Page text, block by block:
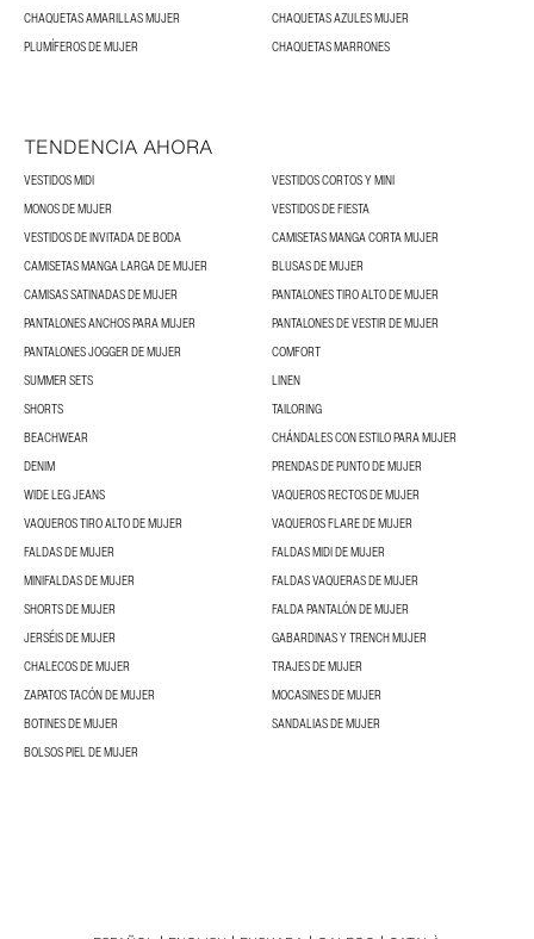
CHAQUETAS AMARILLAS MUJER
CHAQUETAS AZULES MUJER
PLUMÍFEROS DE MUJER
CHAQUETAS MARRONES
TENDENCIA AHORA
VESTIDOS MIDI
VESTIDOS CORTOS Y MINI
MONOS DE MUJER
VESTIDOS DE FIESTA
VESTIDOS DE INVITADA DE BODA
CAMISETAS MANGA CORTA MUJER
CAMISETAS MANGA LARGA DE MUJER
BLUSAS DE MUJER
CAMISAS SATINADAS DE MUJER
PANTALONES TIRO ALTO DE MUJER
PANTALONES ANCHOS PARA MUJER
PANTALONES DE VESTIR DE MUJER
PANTALONES JOGGER DE MUJER
COMFORT
SUMMER SETS
LINEN
SHORTS
TAILORING
BEACHWEAR
CHÁNDALES CON ESTILO PARA MUJER
DENIM
PRENDAS DE PUNTO DE MUJER
WIDE LEG JEANS
VAQUEROS RECTOS DE MUJER
VAQUEROS TIRO ALTO DE MUJER
VAQUEROS FLARE DE MUJER
FALDAS DE MUJER
FALDAS MIDI DE MUJER
MINIFALDAS DE MUJER
FALDAS VAQUERAS DE MUJER
SHORTS DE MUJER
FALDA PANTALÓN DE MUJER
JERSÉIS DE MUJER
GABARDINAS Y TRENCH MUJER
CHALECOS DE MUJER
TRAJES DE MUJER
ZAPATOS TACÓN DE MUJER
MOCASINES DE MUJER
BOTINES DE MUJER
SANDALIAS DE MUJER
BOLSOS PIEL DE MUJER